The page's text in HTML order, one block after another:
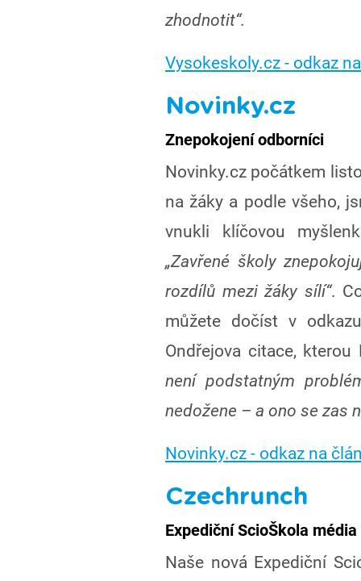
zhodnotit“.
Vysokeskoly.cz - odkaz
Novinky.cz
Znepokojení odborníci
Novinky.cz počátkem
na žáky a podle všeho,
vnukli klíčovou
„Zavřené školy
rozdílů mezi žáky sílí“.
můžete dočíst v
Ondřejova citace,
není podstatným
nedožene – a ono se zas
Novinky.cz - odkaz na
Czechrunch
Expediční ScioŠkola
Naše nová Expediční